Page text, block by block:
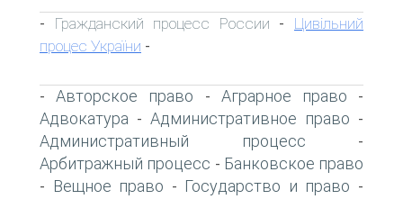
- Гражданский процесс России - Цивільний
процес України -
-Авторское право - Аграрное право -
Адвокатура - Административное право -
Административный процесс -
Арбитражный процесс - Банковское право
- Вещное право - Государство и право -